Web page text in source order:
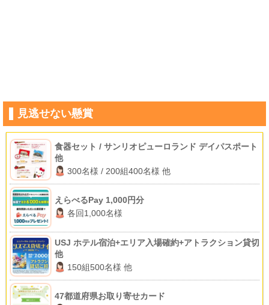
見逃せない懸賞
食器セット / サンリオピューロランド デイパスポート
他
300名様 / 200組400名様 他
えらべるPay 1,000円分
各回1,000名様
USJ ホテル宿泊+エリア入場確約+アトラクション貸切
他
150組500名様 他
47都道府県お取り寄せカード